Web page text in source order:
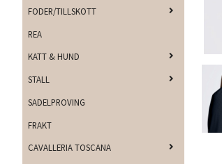
FODER/TILLSKOTT
REA
KATT & HUND
STALL
SADELPROVING
FRAKT
CAVALLERIA TOSCANA